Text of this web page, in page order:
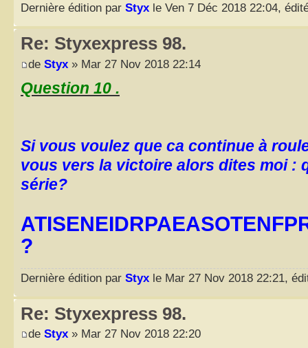
Dernière édition par Styx le Ven 7 Déc 2018 22:04,
Re: Styxexpress 98.
de Styx » Mar 27 Nov 2018 22:14
Question 10 .
Si vous voulez que ca continue à
vous vers la victoire alors dites moi :
série?
?
Dernière édition par Styx le Mar 27 Nov 2018 22:21,
Re: Styxexpress 98.
de Styx » Mar 27 Nov 2018 22:20